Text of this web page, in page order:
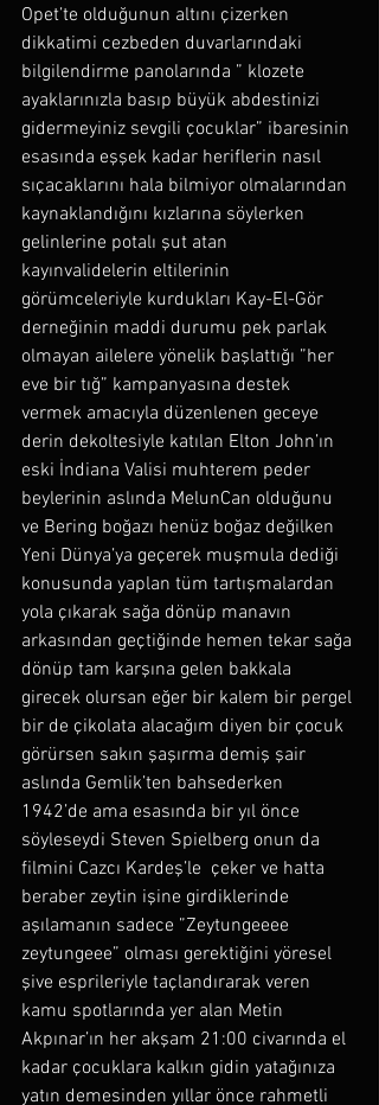
Opet’te olduğunun altını çizerken
dikkatimi cezbeden duvarlarındaki
bilgilendirme panolarında ” klozete
ayaklarınızla basıp büyük abdestinizi
gidermeyiniz sevgili çocuklar” ibaresinin
esasında eşşek kadar heriflerin nasıl
sıçacaklarını hala bilmiyor olmalarından
kaynaklandığını kızlarına söylerken
gelinlerine potalı şut atan
kayınvalidelerin eltilerinin
görümceleriyle kurdukları Kay-El-Gör
derneğinin maddi durumu pek parlak
olmayan ailelere yönelik başlattığı ”her
eve bir tığ” kampanyasına destek
vermek amacıyla düzenlenen geceye
derin dekoltesiyle katılan Elton John’ın
eski İndiana Valisi muhterem peder
beylerinin aslında MelunCan olduğunu
ve Bering boğazı henüz boğaz değilken
Yeni Dünya’ya geçerek muşmula dediği
konusunda yaplan tüm tartışmalardan
yola çıkarak sağa dönüp manavın
arkasından geçtiğinde hemen tekar sağa
dönüp tam karşına gelen bakkala
girecek olursan eğer bir kalem bir pergel
bir de çikolata alacağım diyen bir çocuk
görürsen sakın şaşırma demiş şair
aslında Gemlik’ten bahsederken
1942’de ama esasında bir yıl önce
söyleseydi Steven Spielberg onun da
filmini Cazcı Kardeş’le  çeker ve hatta
beraber zeytin işine girdiklerinde
aşılamanın sadece ”Zeytungeeee
zeytungeee” olması gerektiğini yöresel
şive esprileriyle taçlandırarak veren
kamu spotlarında yer alan Metin
Akpınar’ın her akşam 21:00 civarında el
kadar çocuklara kalkın gidin yatağınıza
yatın demesinden yıllar önce rahmetli